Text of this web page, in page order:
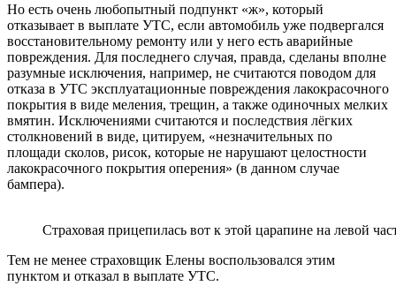
Но есть очень любопытный подпункт «ж», который
отказывает в выплате УТС, если автомобиль уже подвергался
восстановительному ремонту или у него есть аварийные
повреждения. Для последнего случая, правда, сделаны вполне
разумные исключения, например, не считаются поводом для
отказа в УТС эксплуатационные повреждения лакокрасочного
покрытия в виде меления, трещин, а также одиночных мелких
вмятин. Исключениями считаются и последствия лёгких
столкновений в виде, цитируем, «незначительных по
площади сколов, рисок, которые не нарушают целостности
лакокрасочного покрытия оперения» (в данном случае
бампера).
Страховая прицепилась вот к этой царапине на левой
Тем не менее страховщик Елены воспользовался этим
пунктом и отказал в выплате УТС.